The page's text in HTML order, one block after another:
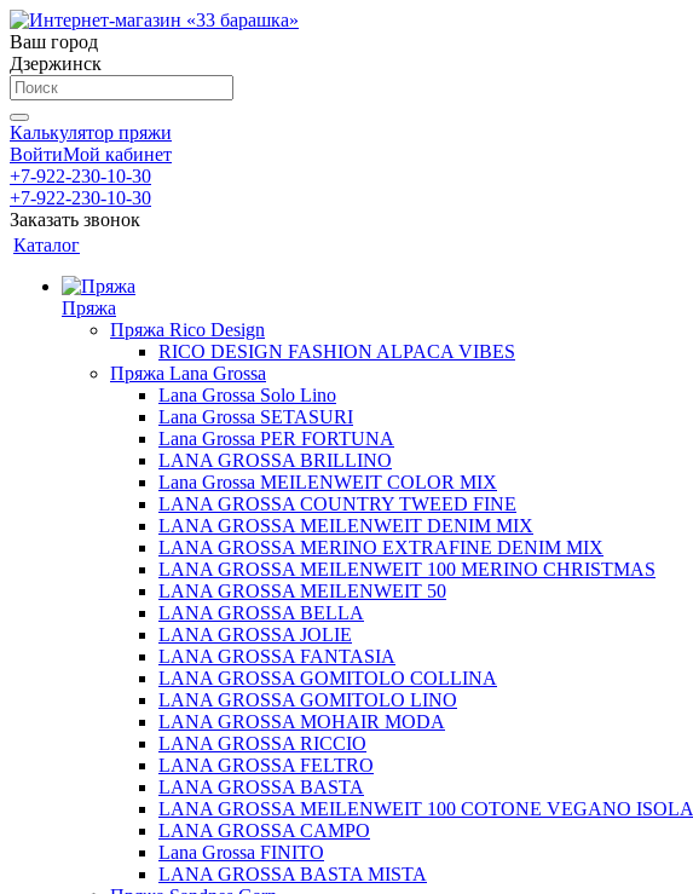
Ваш город
Дзержинск
Калькулятор пряжи
ВойтиМой кабинет
+7-922-230-10-30
+7-922-230-10-30
Заказать звонок
Каталог
Пряжа
Пряжа Rico Design
RICO DESIGN FASHION ALPACA VIBES
Пряжа Lana Grossa
Lana Grossa Solo Lino
Lana Grossa SETASURI
Lana Grossa PER FORTUNA
LANA GROSSA BRILLINO
Lana Grossa MEILENWEIT COLOR MIX
LANA GROSSA COUNTRY TWEED FINE
LANA GROSSA MEILENWEIT DENIM MIX
LANA GROSSA MERINO EXTRAFINE DENIM MIX
LANA GROSSA MEILENWEIT 100 MERINO CHRISTMAS
LANA GROSSA MEILENWEIT 50
LANA GROSSA BELLA
LANA GROSSA JOLIE
LANA GROSSA FANTASIA
LANA GROSSA GOMITOLO COLLINA
LANA GROSSA GOMITOLO LINO
LANA GROSSA MOHAIR MODA
LANA GROSSA RICCIO
LANA GROSSA FELTRO
LANA GROSSA BASTA
LANA GROSSA MEILENWEIT 100 COTONE VEGANO ISOLA
LANA GROSSA CAMPO
Lana Grossa FINITO
LANA GROSSA BASTA MISTA